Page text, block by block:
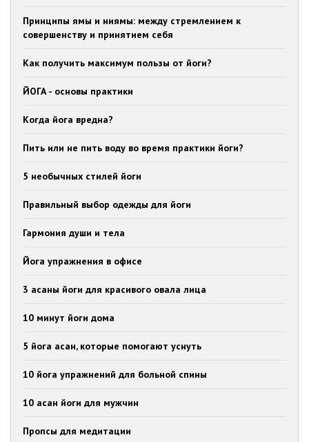
Принципы ямы и ниямы: между стремлением к
совершенству и принятием себя
Как получить максимум пользы от йоги?
ЙОГА - основы практики
Когда йога вредна?
Пить или не пить воду во время практики йоги?
5 необычных стилей йоги
Правильный выбор одежды для йоги
Гармония души и тела
Йога упражнения в офисе
3 асаны йоги для красивого овала лица
10 минут йоги дома
5 йога асан, которые помогают уснуть
10 йога упражнений для больной спины
10 асан йоги для мужчин
Пропсы для медитации